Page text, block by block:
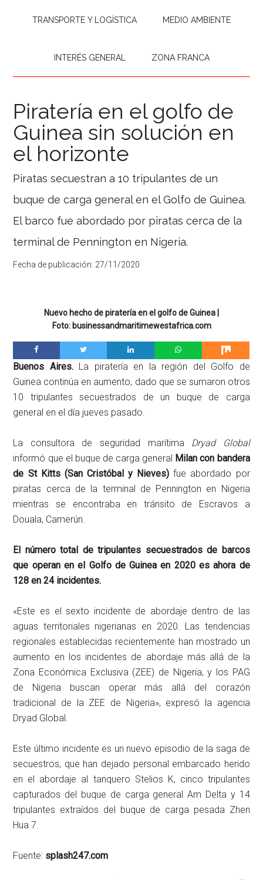
TRANSPORTE Y LOGÍSTICA MEDIO AMBIENTE
INTERÉS GENERAL ZONA FRANCA
Piratería en el golfo de
Guinea sin solución en
el horizonte
Piratas secuestran a 10 tripulantes de un
buque de carga general en el Golfo de Guinea.
El barco fue abordado por piratas cerca de la
terminal de Pennington en Nigeria.
Fecha de publicación: 27/11/2020
Nuevo hecho de piratería en el golfo de Guinea |
Foto: businessandmaritimewestafrica.com
Buenos Aires.La piratería en la región del Golfo de
Guinea continúa en aumento, dado que se sumaron otros
10 tripulantes secuestrados de un buque de carga
general en el día jueves pasado.
La consultora de seguridad marítima Dryad Global
informó que el buque de carga general Milan con bandera
de St Kitts (San Cristóbal y Nieves) fue abordado por
piratas cerca de la terminal de Pennington en Nigeria
mientras se encontraba en tránsito de Escravos a
Douala, Camerún.
El número total de tripulantes secuestrados de barcos
que operan en el Golfo de Guinea en 2020 es ahora de
128 en 24 incidentes.
«Este es el sexto incidente de abordaje dentro de las
aguas territoriales nigerianas en 2020. Las tendencias
regionales establecidas recientemente han mostrado un
aumento en los incidentes de abordaje más allá de la
Zona Económica Exclusiva (ZEE) de Nigeria, y los PAG
de Nigeria buscan operar más allá del corazón
tradicional de la ZEE de Nigeria», expresó la agencia
Dryad Global.
Este último incidente es un nuevo episodio de la saga de
secuestros, que han dejado personal embarcado herido
en el abordaje al tanquero Stelios K, cinco tripulantes
capturados del buque de carga general Am Delta y 14
tripulantes extraídos del buque de carga pesada Zhen
Hua 7.
Fuente: splash247.com